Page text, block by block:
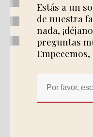
Estás a un
de nuestra
nada,
preguntas